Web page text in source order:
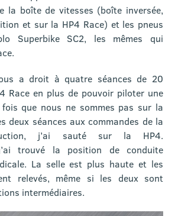
la boîte de vitesses (boîte inversée,
et sur la HP4 Race) et les pneus
Superbike SC2, les mêmes qui
a droit à quatre séances de 20
Race en plus de pouvoir piloter une
que nous ne sommes pas sur la
deux séances aux commandes de la
j’ai sauté sur la HP4.
trouvé la position de conduite
La selle est plus haute et les
relevés, même si les deux sont
intermédiaires.